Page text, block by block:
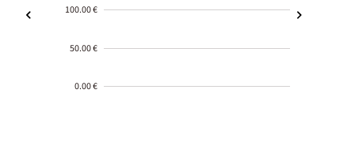
100.00 €
50.00 €
0.00 €